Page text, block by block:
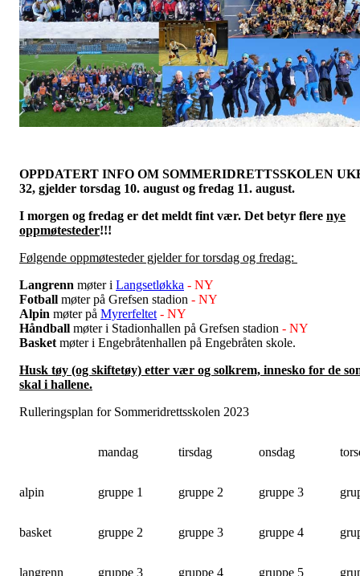
OPPDATERT INFO OM SOMMERIDRETTSSKOLEN
32, gjelder torsdag 10. august og fredag 11. august.
I morgen og fredag er det meldt fint vær. Det betyr flere nye
oppmøtesteder!!!
Følgende oppmøtesteder gjelder for torsdag og fredag:
Langrenn møter i Langsetløkka - NY
Fotball møter på Grefsen stadion - NY
Alpin møter på Myrerfeltet - NY
Håndball møter i Stadionhallen på Grefsen stadion - NY
Basket møter i Engebråtenhallen på Engebråten skole.
Husk tøy (og skiftetøy) etter vær og solkrem, innesko for de
skal i hallene.
Rulleringsplan for Sommeridrettsskolen 2023
mandag tirsdag onsdag
alpin gruppe 1 gruppe 2 gruppe 3
basket gruppe 2 gruppe 3 gruppe 4
langrenn gruppe 3 gruppe 4 gruppe 5